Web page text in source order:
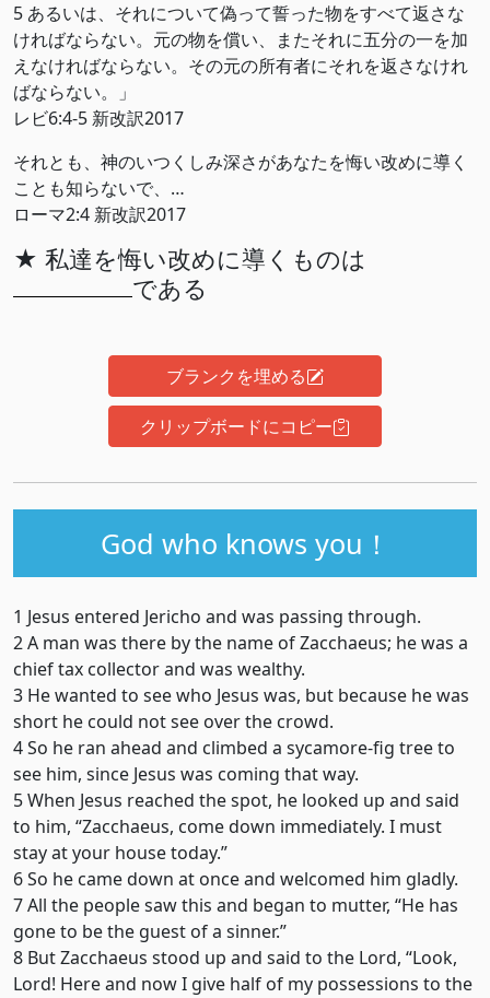
5 あるいは、それについて偽って誓った物をすべて返さな
ければならない。元の物を償い、またそれに五分の一を加
えなければならない。その元の所有者にそれを返さなけれ
ばならない。」
レビ6:4-5 新改訳2017
それとも、神のいつくしみ深さがあなたを悔い改めに導く
ことも知らないで、…
ローマ2:4 新改訳2017
★ 私達を悔い改めに導くものは
である
ブランクを埋める
クリップボードにコピー
God who knows you！
1 Jesus entered Jericho and was passing through.
2 A man was there by the name of Zacchaeus; he was a
chief tax collector and was wealthy.
3 He wanted to see who Jesus was, but because he was
short he could not see over the crowd.
4 So he ran ahead and climbed a sycamore-fig tree to
see him, since Jesus was coming that way.
5 When Jesus reached the spot, he looked up and said
to him, “Zacchaeus, come down immediately. I must
stay at your house today.”
6 So he came down at once and welcomed him gladly.
7 All the people saw this and began to mutter, “He has
gone to be the guest of a sinner.”
8 But Zacchaeus stood up and said to the Lord, “Look,
Lord! Here and now I give half of my possessions to the